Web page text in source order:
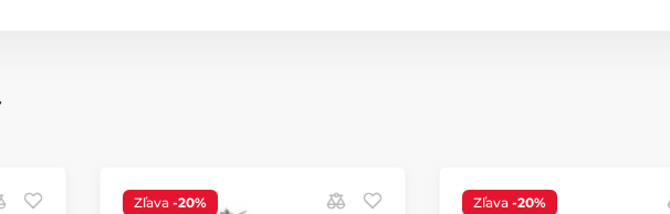
Zľava -20% Zľava -20%